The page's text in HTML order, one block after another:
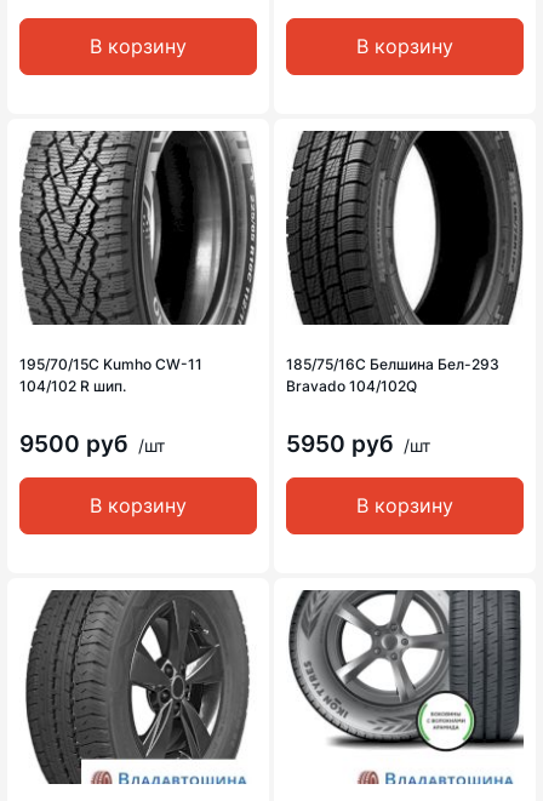
В корзину В корзину
195/70/15C Kumho CW-11
104/102 R шип.
9500 руб /шт
В корзину
185/75/16C Белшина Бел-293
Bravado 104/102Q
5950 руб /шт
В корзину